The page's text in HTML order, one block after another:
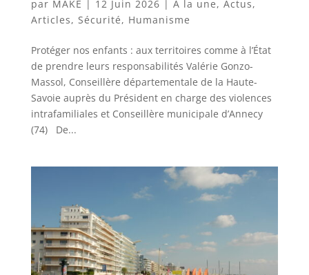
par MAKE | 12 Juin 2026 | À la une, Actus,
Articles, Sécurité, Humanisme
Protéger nos enfants : aux territoires comme à l’État
de prendre leurs responsabilités Valérie Gonzo-
Massol, Conseillère départementale de la Haute-
Savoie auprès du Président en charge des violences
intrafamiliales et Conseillère municipale d’Annecy
(74) De...